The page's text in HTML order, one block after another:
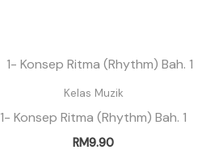
Kelas Muzik
1- Konsep Ritma (Rhythm) Bah. 1
RM9.90